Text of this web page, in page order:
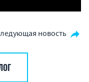
новость